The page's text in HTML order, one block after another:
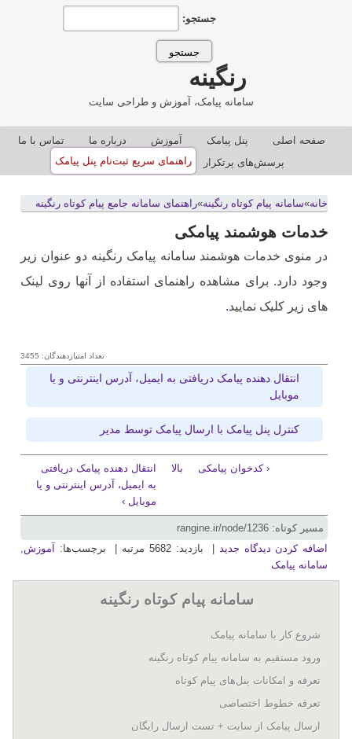
جستجو:
رنگینه
سامانه پیامک، آموزش و طراحی سایت
صفحه اصلی پنل پيامک آموزش درباره ما
تماس با ما
پرسش‌های پرتکرار
راهنمای سریع ثبت‌نام پنل پیامک
خانه»سامانه پيام کوتاه رنگينه»راهنمای سامانه جامع پیام کوتاه رنگینه
خدمات هوشمند پیامکی
در منوی خدمات هوشمند سامانه پیامک رنگینه دو عنوان زیر
وجود دارد. برای مشاهده راهنمای استفاده از آنها روی لینک
های زیر کلیک نمایید.
تعداد امتیازدهندگان: 3455
انتقال دهنده پیامک دریافتی به ایمیل، آدرس اینترنتی و یا
موبایل
کنترل پنل پیامک با ارسال پیامک توسط مدیر
‹ کدخوان پیامکی بالا
انتقال دهنده پیامک دریافتی
به ایمیل، آدرس اینترنتی و یا
موبایل ›
مسیر کوتاه: rangine.ir/node/1236
اضافه کردن دیدگاه جدید
| بازدید: 5682 مرتبه | برچسب‌ها: آموزش
سامانه پیامک
سامانه پيام کوتاه رنگينه
شروع کار با سامانه پيامک
ورود مستقیم به سامانه پیام کوتاه رنگینه
تعرفه و امکانات پنل‌های پيام کوتاه
تعرفه خطوط اختصاصی
ارسال پيامک از سايت + تست ارسال رایگان